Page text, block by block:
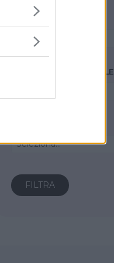
TIPO RICETTA
Antipasti/Stuzzichini
INGREDIENTE PRINCIPALE
Seleziona...